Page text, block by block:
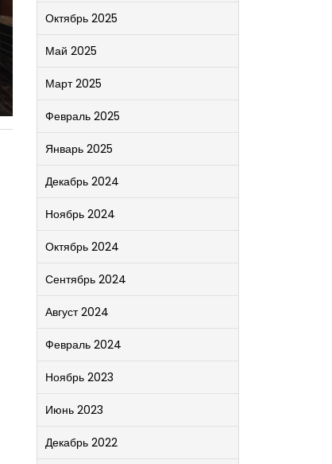
Октябрь 2025
Май 2025
Март 2025
Февраль 2025
Январь 2025
Декабрь 2024
Ноябрь 2024
Октябрь 2024
Сентябрь 2024
Август 2024
Февраль 2024
Ноябрь 2023
Июнь 2023
Декабрь 2022